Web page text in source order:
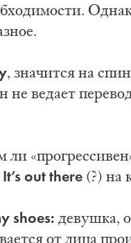
, зна­чит­ся на
не ве­да­ет
It’s out there(?) на
shoes: де­вуш­ка,
от ли­ца